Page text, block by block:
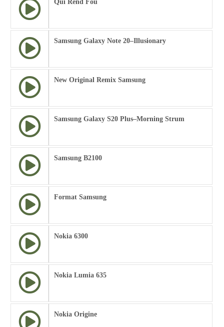
Qui Rend Fou
Samsung Galaxy Note 20–Illusionary
New Original Remix Samsung
Samsung Galaxy S20 Plus–Morning Strum
Samsung B2100
Format Samsung
Nokia 6300
Nokia Lumia 635
Nokia Origine